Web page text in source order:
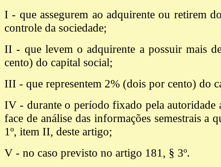
I - que assegurem ao adquirente ou retirem
controle da sociedade;
II - que levem o adquirente a possuir mais
cento) do capital social;
III - que representem 2% (dois por cento) do
IV - durante o período fixado pela autoridade
face de análise das informações semestrais a
1º, item II, deste artigo;
V - no caso previsto no artigo 181, § 3º.